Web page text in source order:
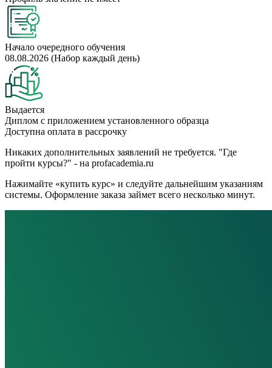
Начало очередного обучения
08.08.2026 (Набор каждый день)
Выдается
Диплом с приложением установленного образца
Доступна оплата в рассрочку
Никаких дополнительных заявлений не требуется. "Где
пройти курсы?" - на profacademia.ru
Нажимайте «купить курс» и следуйте дальнейшим указаниям
системы. Оформление заказа займет всего несколько минут.